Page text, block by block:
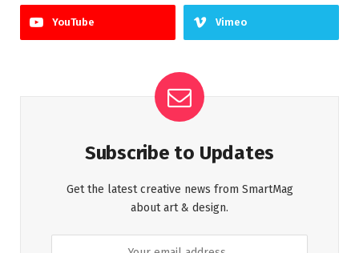
YouTube Vimeo
Subscribe to Updates
Get the latest creative news from SmartMag
about art & design.